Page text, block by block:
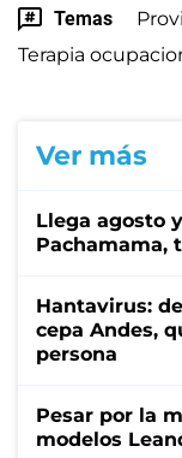
Temas
Terapia
Ver más
Llega agosto
Pachamama,
Hantavirus:
cepa Andes,
persona
Pesar por la
modelos